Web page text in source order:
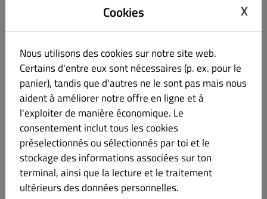
lundi
(11:30 - 14:30)
FERMÉ
(11:30 - 14:30)
mardi
(11:30 - 14:30)
(18:30 - 21:00)
FERMÉ
(11:30 - 14:30)
(18:45 - 21:00)
mercredi
(11:30 - 14:30)
(18:30 - 21:00)
FERMÉ
jeudi
(11:30 - 14:30)
(18:30 - 21:00)
FERMÉ
(11:30 - 14:30)
(18:45 - 21:00)
vendredi
(11:30 - 14:30)
FERMÉ
Cookies X
Nous utilisons des cookies sur notre site web.
Certains d'entre eux sont nécessaires (p. ex. pour le
panier), tandis que d'autres ne le sont pas mais nous
aident à améliorer notre offre en ligne et à
l'exploiter de manière économique. Le
consentement inclut tous les cookies
préselectionnés ou sélectionnés par toi et le
stockage des informations associées sur ton
terminal, ainsi que la lecture et le traitement
ultérieurs des données personnelles.